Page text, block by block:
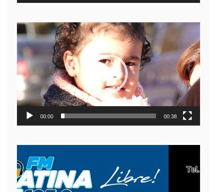
Reproductor
de
video
00:00 00:38